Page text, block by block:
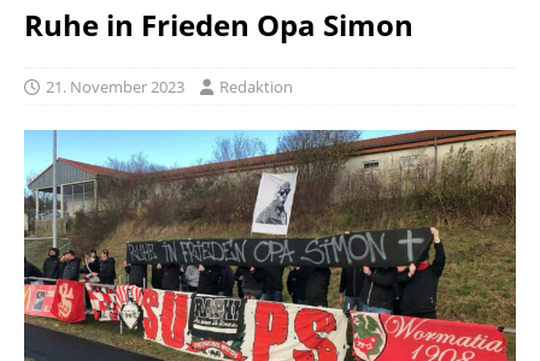
Ruhe in Frieden Opa Simon
21. November 2023 Redaktion